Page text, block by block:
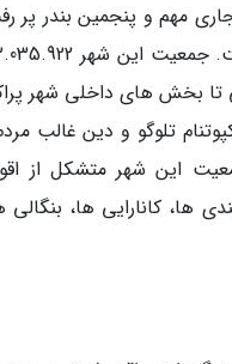
مهم و پنجمین بندر پر
تا بخش های داخلی شهر
تلوگو و دین غالب
این شهر متشکل از
ها، کانارایی ها،